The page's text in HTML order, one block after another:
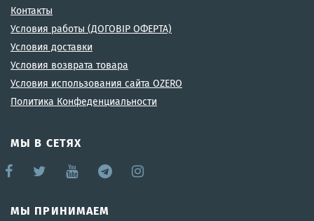
Контакты
Условия работы (ДОГОВІР ОФЕРТА)
Условия доставки
Условия возврата товара
Условия использования сайта OZERO
Политика Конфеденциальности
МЫ В СЕТЯХ
МЫ ПРИНИМАЕМ